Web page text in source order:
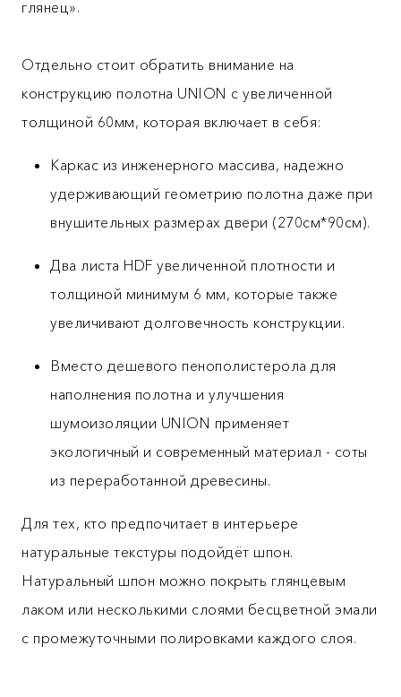
глянец».
Отдельно стоит обратить внимание на
конструкцию полотна UNION с увеличенной
толщиной 60мм, которая включает в себя:
Каркас из инженерного массива, надежно
удерживающий геометрию полотна даже при
внушительных размерах двери (270см*90см).
Два листа HDF увеличенной плотности и
толщиной минимум 6 мм, которые также
увеличивают долговечность конструкции.
Вместо дешевого пенополистерола для
наполнения полотна и улучшения
шумоизоляции UNION применяет
экологичный и современный материал - соты
из переработанной древесины.
Для тех, кто предпочитает в интерьере
натуральные текстуры подойдёт шпон.
Натуральный шпон можно покрыть глянцевым
лаком или несколькими слоями бесцветной эмали
с промежуточными полировками каждого слоя.